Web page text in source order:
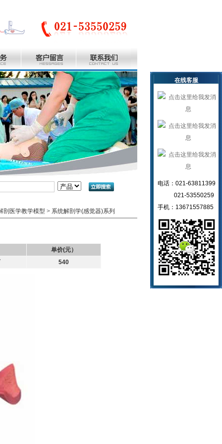
剖医学教学模型 > 系统解剖学(感觉器)系列
单价(元）
540
在线客服
电话：021-63811399
021-53550259
手机：13671557885